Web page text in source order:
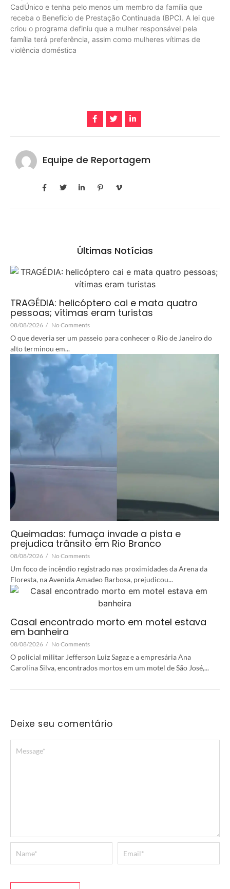
CadÚnico e tenha pelo menos um membro da família que
receba o Benefício de Prestação Continuada (BPC). A lei que
criou o programa definiu que a mulher responsável pela
família terá preferência, assim como mulheres vítimas de
violência doméstica
Equipe de Reportagem
Últimas Notícias
TRAGÉDIA: helicóptero cai e mata quatro
pessoas; vítimas eram turistas
08/08/2026 / No Comments
O que deveria ser um passeio para conhecer o Rio de Janeiro do
alto terminou em...
Queimadas: fumaça invade a pista e
prejudica trânsito em Rio Branco
08/08/2026 / No Comments
Um foco de incêndio registrado nas proximidades da Arena da
Floresta, na Avenida Amadeo Barbosa, prejudicou...
Casal encontrado morto em motel estava
em banheira
08/08/2026 / No Comments
O policial militar Jefferson Luiz Sagaz e a empresária Ana
Carolina Silva, encontrados mortos em um motel de São José,...
Deixe seu comentário